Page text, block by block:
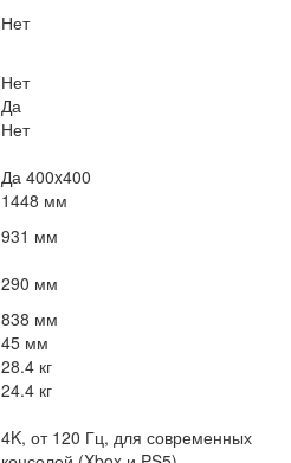
Нет
Нет
Да
Нет
Да 400x400
1448 мм
931 мм
290 мм
838 мм
45 мм
28.4 кг
24.4 кг
4K, от 120 Гц, для современных